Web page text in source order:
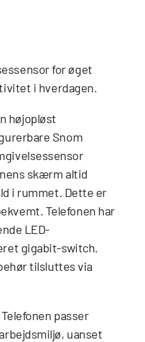
for øget
i hverdagen.
højopløst
Snom
skærm altid
i rummet. Dette er
Telefonen har
LED-
gigabit-switch.
tilsluttes via
passer
uanset